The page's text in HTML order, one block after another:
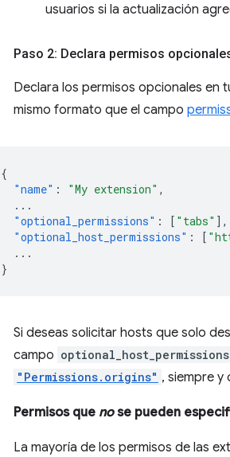
usuarios si la actualización
Paso 2: Declara permisos
Declara los permisos opcionales en
mismo formato que el campo
{
"name" : "My extension" ,
...
"optional_permissions" : [ "tabs" ],
"optional_host_permissions" : [
...
}
Si deseas solicitar hosts que solo
campo optional_host_permissions
"Permissions.origins" , siempre y
Permisos que nose pueden
La mayoría de los permisos de las